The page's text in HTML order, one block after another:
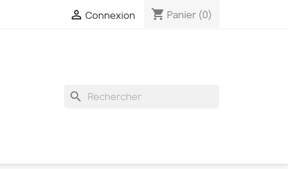
 Connexion shopping_cart Panier (0)
search